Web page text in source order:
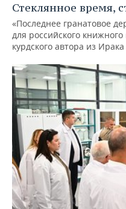
Стеклянное время,
«Последнее гранатовое
для российского
курдского автора из Ирака